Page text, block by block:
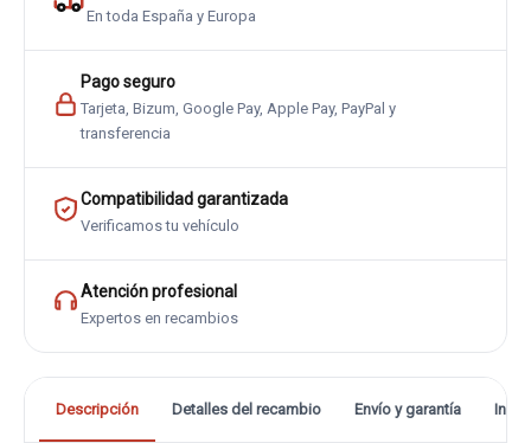
En toda España y Europa
Pago seguro
Tarjeta, Bizum, Google Pay, Apple Pay, PayPal y
transferencia
Compatibilidad garantizada
Verificamos tu vehículo
Atención profesional
Expertos en recambios
Descripción Detalles del recambio Envío y garantía